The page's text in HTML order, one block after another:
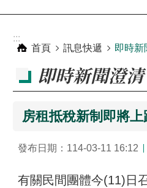
:::
首頁
訊息快遞 即時新
即時新聞澄清
房租抵稅新制即將
發布日期：114-03-11 16:12
有關民間團體今(11)日